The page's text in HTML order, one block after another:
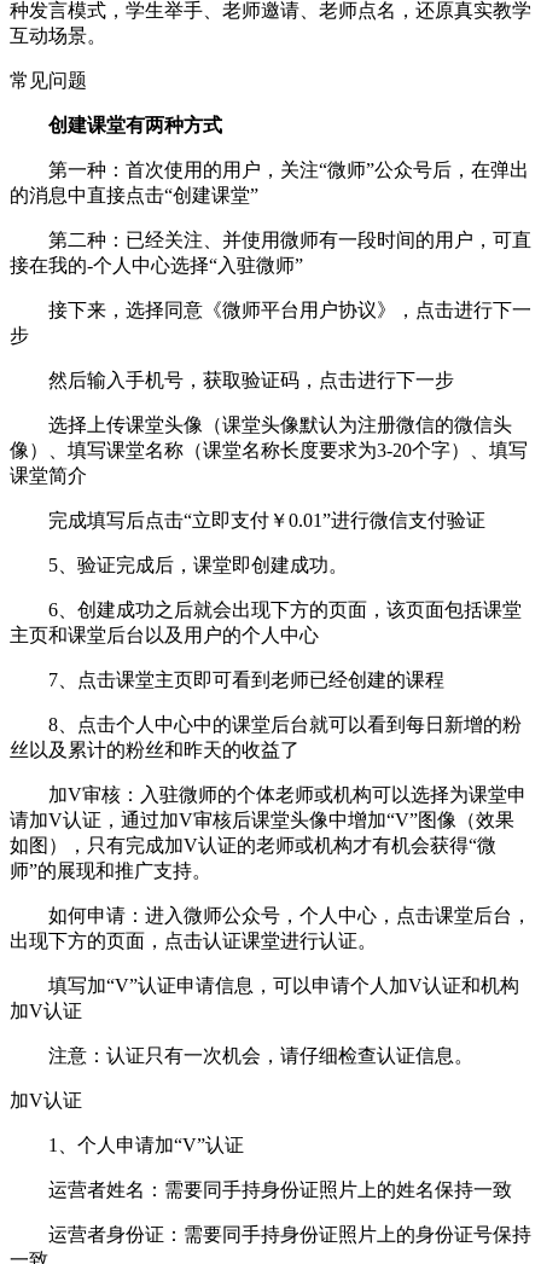
种发言模式，学生举手、老师邀请、老师点名，还原真实教学
互动场景。
常见问题
创建课堂有两种方式
第一种：首次使用的用户，关注“微师”公众号后，在弹出
的消息中直接点击“创建课堂”
第二种：已经关注、并使用微师有一段时间的用户，可直
接在我的-个人中心选择“入驻微师”
接下来，选择同意《微师平台用户协议》，点击进行下一
步
然后输入手机号，获取验证码，点击进行下一步
选择上传课堂头像（课堂头像默认为注册微信的微信头
像）、填写课堂名称（课堂名称长度要求为3-20个字）、填写
课堂简介
完成填写后点击“立即支付￥0.01”进行微信支付验证
5、验证完成后，课堂即创建成功。
6、创建成功之后就会出现下方的页面，该页面包括课堂
主页和课堂后台以及用户的个人中心
7、点击课堂主页即可看到老师已经创建的课程
8、点击个人中心中的课堂后台就可以看到每日新增的粉
丝以及累计的粉丝和昨天的收益了
加V审核：入驻微师的个体老师或机构可以选择为课堂申
请加V认证，通过加V审核后课堂头像中增加“V”图像（效果
如图），只有完成加V认证的老师或机构才有机会获得“微
师”的展现和推广支持。
如何申请：进入微师公众号，个人中心，点击课堂后台，
出现下方的页面，点击认证课堂进行认证。
填写加“V”认证申请信息，可以申请个人加V认证和机构
加V认证
注意：认证只有一次机会，请仔细检查认证信息。
加V认证
1、个人申请加“V”认证
运营者姓名：需要同手持身份证照片上的姓名保持一致
运营者身份证：需要同手持身份证照片上的身份证号保持
一致